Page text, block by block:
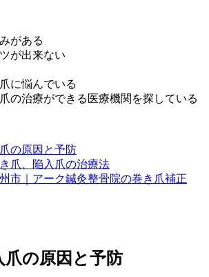
がある
が出来ない
に悩んでいる
の治療ができる医療機関を探している
の原因と予防
爪、陥入爪の治療法
市｜アーク鍼灸整骨院の巻き爪補正
爪の原因と予防